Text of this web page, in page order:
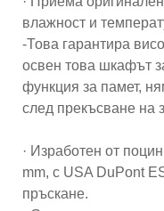
влажност и
-Това гарантира
освен това шкафът
функция за памет,
след прекъсване на
· Изработен от
mm, с USA DuPont
пръскане.